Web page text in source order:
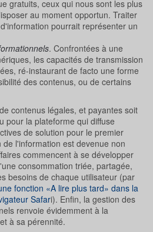
gratuits, ceux qui nous sont les plus
au moment opportun. Traiter
pourrait représenter un
. Confrontées à une
les capacités de transmission
ré-instaurant de facto une forme
des contenus, ou de certains
contenus légales, et payantes soit
pour la plateforme qui diffuse
de solution pour le premier
l'information est devenue non
commencent à se développer
consommation triée, partagée,
besoins de chaque utilisateur (par
fonction «A lire plus tard» dans la
Safari). Enfin, la gestion des
renvoie évidemment à la
à sa pérennité.